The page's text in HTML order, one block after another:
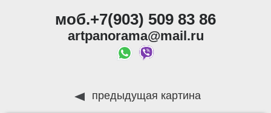
моб.+7(903) 509 83 86
artpanorama@mail.ru
предыдущая картина